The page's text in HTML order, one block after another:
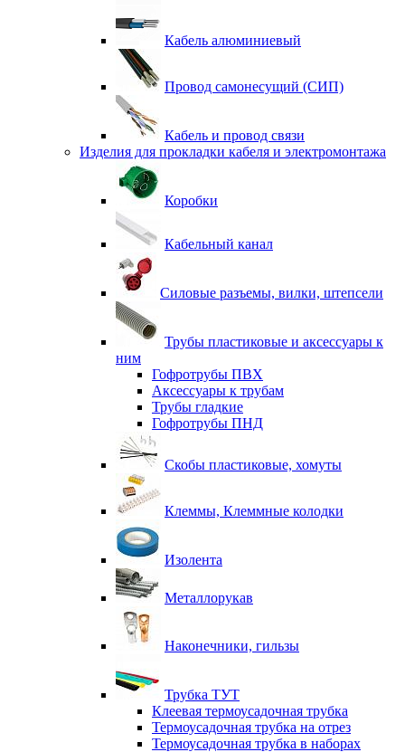
Кабель алюминиевый
Провод самонесущий (СИП)
Кабель и провод связи
Изделия для прокладки кабеля и электромонтажа
Коробки
Кабельный канал
Силовые разъемы, вилки, штепсели
Трубы пластиковые и аксессуары к
ним
Гофротрубы ПВХ
Аксессуары к трубам
Трубы гладкие
Гофротрубы ПНД
Скобы пластиковые, хомуты
Клеммы, Клеммные колодки
Изолента
Металлорукав
Наконечники, гильзы
Трубка ТУТ
Клеевая термоусадочная трубка
Термоусадочная трубка на отрез
Термоусадочная трубка в наборах